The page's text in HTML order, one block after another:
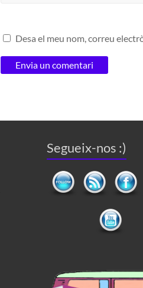
Desa el meu nom, correu
Segueix-nos :)